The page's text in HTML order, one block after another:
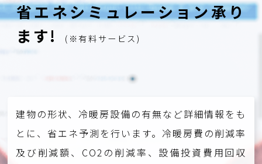
省エネシミュレーション承り
ます!
(※有料サービス)
建物の形状、冷暖房設備の有無など詳細情報をも
とに、省エネ予測を行います。冷暖房費の削減率
及び削減額、CO2の削減率、設備投資費用回収